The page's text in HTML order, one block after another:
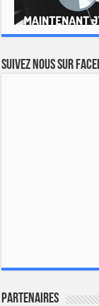
Suivez nous sur
Partenaires